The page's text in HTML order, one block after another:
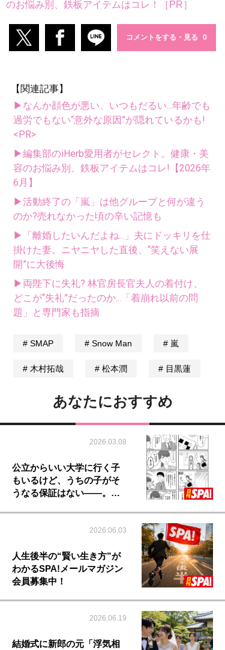
のお悩み別、鉄板アイテムはコレ！［PR］
コメントをする・見る
【関連記事】
▶なんか顔色が悪い、いつもだるい...年齢でも
過労でもない“意外な原因”が隠れているかも!
<PR>
▶編集部のiHerb愛用者がセレクト。健康・美
容のお悩み別、鉄板アイテムはコレ!【2026年
6月】
▶活動終了の「嵐」は他グループと何が違う
のか?売れなかった頃の辛い記憶も
▶「離婚したいんだよね...」夫にドッキリを仕
掛けた妻。ニヤニヤした直後、“笑えない展
開”に大後悔
▶両陛下に失礼? 林官房長官夫人の着付け、
どこが“失礼”だったのか...「着崩れ以前の問
題」と専門家も指摘
SMAP Snow Man 嵐
木村拓哉 松本潤 目黒蓮
あなたにおすすめ
2026.03.08
公立からいい大学に行く子
もいるけど、うちの子がそ
うなる保証はない――。…
2026.06.03
人生後半の“賢い生き方”が
わかるSPA!メールマガジン
会員募集中！
2026.06.19
結婚式に新郎の元「浮気相